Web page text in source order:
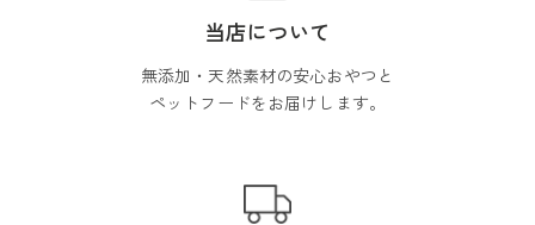
当店について
無添加・天然素材の安心おやつと
ペットフードをお届けします。